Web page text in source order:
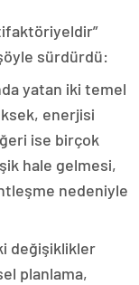
sürdürdü:
yatan iki temel
enerjisi
ise birçok
hale gelmesi,
nedeniyle
değişiklikler
planlama,